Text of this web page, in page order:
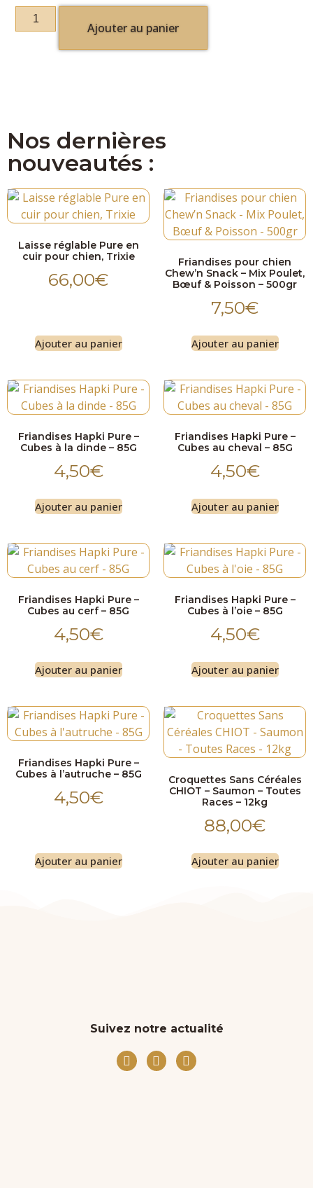
Ajouter au panier
Nos dernières
nouveautés :
Laisse réglable Pure en
cuir pour chien, Trixie
66,00€
Ajouter au panier
Friandises pour chien
Chew’n Snack – Mix Poulet,
Bœuf & Poisson – 500gr
7,50€
Ajouter au panier
Friandises Hapki Pure –
Cubes à la dinde – 85G
4,50€
Ajouter au panier
Friandises Hapki Pure –
Cubes au cheval – 85G
4,50€
Ajouter au panier
Friandises Hapki Pure –
Cubes au cerf – 85G
4,50€
Ajouter au panier
Friandises Hapki Pure –
Cubes à l’oie – 85G
4,50€
Ajouter au panier
Friandises Hapki Pure –
Cubes à l’autruche – 85G
4,50€
Ajouter au panier
Croquettes Sans Céréales
CHIOT – Saumon – Toutes
Races – 12kg
88,00€
Ajouter au panier
Suivez notre actualité